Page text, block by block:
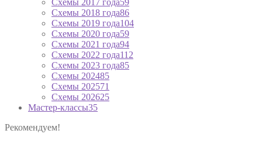
Схемы 2017 года59
Схемы 2018 года86
Схемы 2019 года104
Схемы 2020 года59
Схемы 2021 года94
Схемы 2022 года112
Схемы 2023 года85
Схемы 202485
Схемы 202571
Схемы 202625
Мастер-классы35
Рекомендуем!